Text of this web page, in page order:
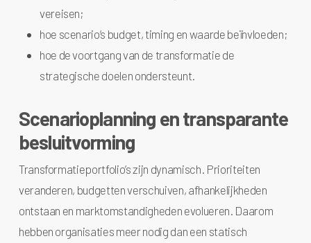
vereisen;
hoe scenario’s budget, timing en waarde beïnvloeden;
hoe de voortgang van de transformatie de
strategische doelen ondersteunt.
Scenarioplanning en transparante
besluitvorming
Transformatieportfolio’s zijn dynamisch. Prioriteiten
veranderen, budgetten verschuiven, afhankelijkheden
ontstaan en marktomstandigheden evolueren. Daarom
hebben organisaties meer nodig dan een statisch